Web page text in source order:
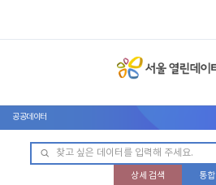
공공데이터
상세 검색
통